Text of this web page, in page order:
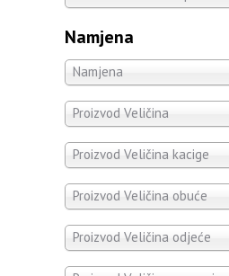
Namjena
Namjena
Proizvod Veličina
Proizvod Veličina kacige
Proizvod Veličina obuće
Proizvod Veličina odjeće